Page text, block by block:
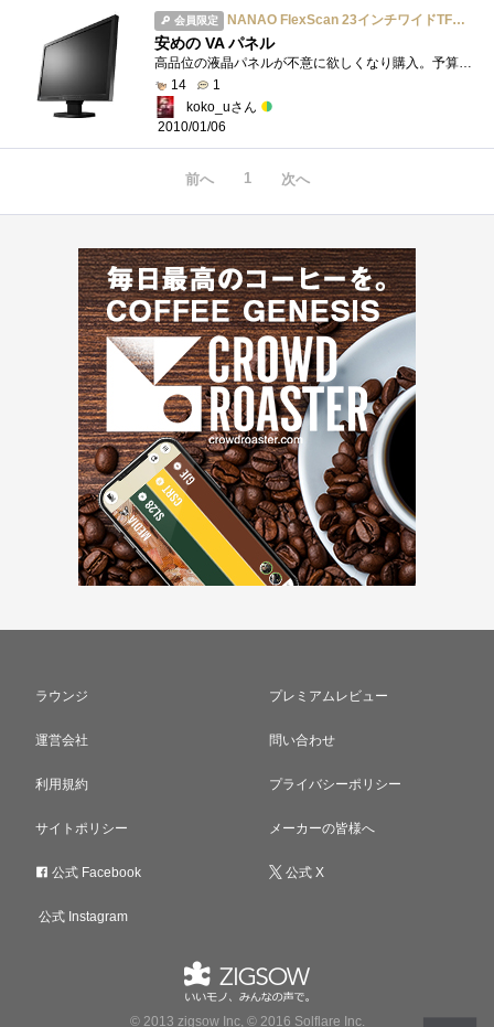
会員限定 NANAO FlexScan 23インチワイドTFTモニタ ブラック EV2334W-TBK
安めの VA パネル
高品位の液晶パネルが不意に欲しくなり購入。予算10万くらいでネットを物色していましたが、他にモニターアームを買ってみたり、サイドテーブ...
14
1
koko_uさん
2010/01/06
前へ 1 次へ
ラウンジ プレミアムレビュー
運営会社 問い合わせ
利用規約 プライバシーポリシー
サイトポリシー メーカーの皆様へ
公式 Facebook 公式 X
公式 Instagram
© 2013 zigsow Inc, © 2016 Solflare Inc.